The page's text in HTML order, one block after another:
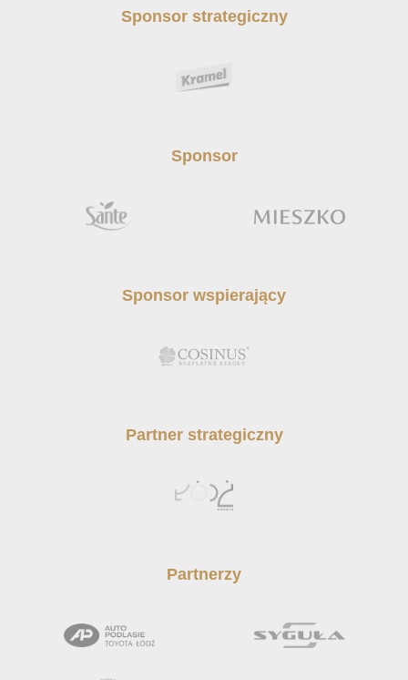
Sponsor strategiczny
Sponsor
Sponsor wspierający
Partner strategiczny
Partnerzy